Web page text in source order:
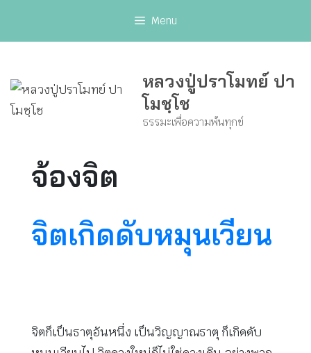
Menu
หลวงปู่ปราโมทย์ ปา
โมชฺโช
ธรรมะเพื่อความพ้นทุกข์
จ้องจิต
จิตเกิดดับหมุนเวียน
จิตก็เป็นธาตุอันหนึ่ง เป็นวิญญาณธาตุ ก็เกิดดับ